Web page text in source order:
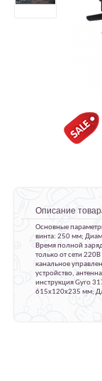
Описание
Основные
винта: 250 мм;
Время полной
только от сети
канальное
устройство,
инструкция Gyro
615x120x235 мм;